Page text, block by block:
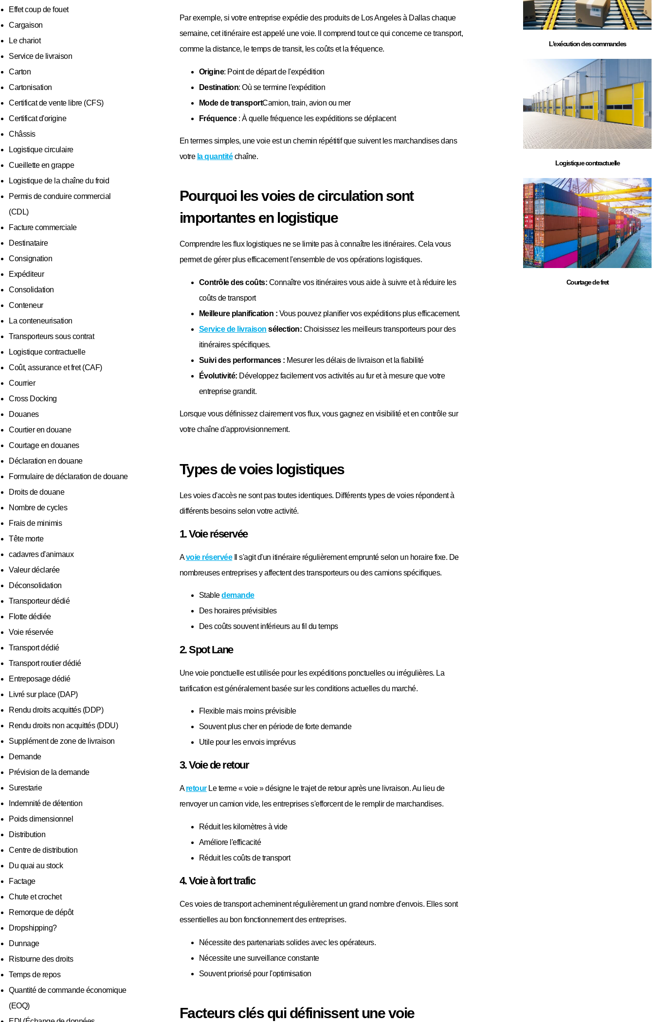
Effet coup de fouet
Cargaison
Le chariot
Service de livraison
Carton
Cartonisation
Certificat de vente libre (CFS)
Certificat d'origine
Châssis
Logistique circulaire
Cueillette en grappe
Logistique de la chaîne du froid
Permis de conduire commercial
(CDL)
Facture commerciale
Destinataire
Consignation
Expéditeur
Consolidation
Conteneur
La conteneurisation
Transporteurs sous contrat
Logistique contractuelle
Coût, assurance et fret (CAF)
Courrier
Cross Docking
Douanes
Courtier en douane
Courtage en douanes
Déclaration en douane
Formulaire de déclaration de douane
Droits de douane
Nombre de cycles
Frais de minimis
Tête morte
cadavres d'animaux
Valeur déclarée
Déconsolidation
Transporteur dédié
Flotte dédiée
Voie réservée
Transport dédié
Transport routier dédié
Entreposage dédié
Livré sur place (DAP)
Rendu droits acquittés (DDP)
Rendu droits non acquittés (DDU)
Supplément de zone de livraison
Demande
Prévision de la demande
Surestarie
Indemnité de détention
Poids dimensionnel
Distribution
Centre de distribution
Du quai au stock
Factage
Chute et crochet
Remorque de dépôt
Dropshipping?
Dunnage
Ristourne des droits
Temps de repos
Quantité de commande économique
(EOQ)
Par exemple, si votre entreprise expédie des produits de Los Angeles à Dallas chaque
semaine, cet itinéraire est appelé une voie. Il comprend tout ce qui concerne ce transport,
comme la distance, le temps de transit, les coûts et la fréquence.
Origine: Point de départ de l'expédition
Destination: Où se termine l'expédition
Mode de transportCamion, train, avion ou mer
Fréquence : À quelle fréquence les expéditions se déplacent
En termes simples, une voie est un chemin répétitif que suivent les marchandises dans
votre la quantitéchaîne.
Pourquoi les voies de circulation sont
importantes en logistique
Comprendre les flux logistiques ne se limite pas à connaître les itinéraires. Cela vous
permet de gérer plus efficacement l'ensemble de vos opérations logistiques.
Contrôle des coûts: Connaître vos itinéraires vous aide à suivre et à réduire les
coûts de transport
Meilleure planification : Vous pouvez planifier vos expéditions plus efficacement.
Service de livraison sélection: Choisissez les meilleurs transporteurs pour des
itinéraires spécifiques.
Suivi des performances : Mesurer les délais de livraison et la fiabilité
Évolutivité: Développez facilement vos activités au fur et à mesure que votre
entreprise grandit.
Lorsque vous définissez clairement vos flux, vous gagnez en visibilité et en contrôle sur
votre chaîne d'approvisionnement.
Types de voies logistiques
Les voies d'accès ne sont pas toutes identiques. Différents types de voies répondent à
différents besoins selon votre activité.
1. Voie réservée
Avoie réservéeIl s'agit d'un itinéraire régulièrement emprunté selon un horaire fixe. De
nombreuses entreprises y affectent des transporteurs ou des camions spécifiques.
Stabledemande
Des horaires prévisibles
Des coûts souvent inférieurs au fil du temps
2. Spot Lane
Une voie ponctuelle est utilisée pour les expéditions ponctuelles ou irrégulières. La
tarification est généralement basée sur les conditions actuelles du marché.
Flexible mais moins prévisible
Souvent plus cher en période de forte demande
Utile pour les envois imprévus
3. Voie de retour
AretourLe terme « voie » désigne le trajet de retour après une livraison. Au lieu de
renvoyer un camion vide, les entreprises s'efforcent de le remplir de marchandises.
Réduit les kilomètres à vide
Améliore l'efficacité
Réduit les coûts de transport
4. Voie à fort trafic
Ces voies de transport acheminent régulièrement un grand nombre d'envois. Elles sont
essentielles au bon fonctionnement des entreprises.
Nécessite des partenariats solides avec les opérateurs.
Nécessite une surveillance constante
Souvent priorisé pour l'optimisation
Facteurs clés qui définissent une voie
L'exécution des commandes
Logistique contractuelle
Courtage de fret